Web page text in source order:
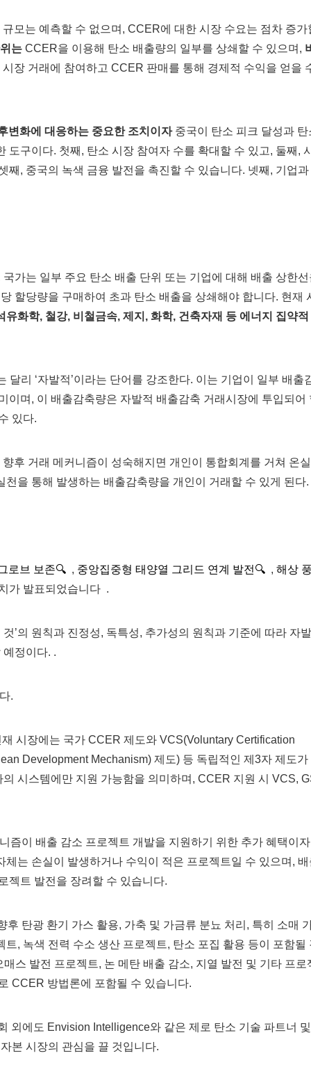
모는 예측할 수 없으며, CCER에 대한 시장 수요는 점차 증가
는 CCER을 이용해 탄소 배출량의 일부를 상쇄할 수 있으며,
장 거래에 참여하고 CCER 판매를 통해 경제적 수익을 얻을
변화에 대응하는 중요한 조치이자중국이 탄소 피크 달성과 탄
도구이다. 첫째, 탄소 시장 참여자 수를 확대할 수 있고, 둘째,
째, 중국의 녹색 금융 발전을 촉진할 수 있습니다. 넷째, 기업과
가는 일부 주요 탄소 배출 단위 또는 기업에 대해 배출 상한선
할당량을 구매하여 초과 탄소 배출을 상쇄해야 합니다. 현재
유화학, 철강, 비철금속, 제지, 화학, 건축자재 등 에너지 집약적
달리 ‘자발적’이라는 단어를 강조한다. 이는 기업이 일부 배출
이며, 이 배출감축량은 자발적 배출감축 거래시장에 투입되어
있다.
후 거래 메커니즘이 성숙해지면 개인이 통합회계를 거쳐 온실
을 통해 발생하는 배출감축량을 개인이 거래할 수 있게 된다.
로브 보존🔍 , 중앙집중형 태양열 그리드 연계 발전🔍 , 해상
가 발표되었습니다 .
’의 원칙과 진정성, 독특성, 추가성의 원칙과 기준에 따라 자발
정이다. .
.
시장에는 국가 CCER 제도와 VCS(Voluntary Certification
Development Mechanism) 제도) 등 독립적인 제3자 제도가
시스템에만 지원 가능함을 의미하며, CCER 지원 시 VCS,
즘이 배출 감소 프로젝트 개발을 지원하기 위한 추가 혜택이자
는 손실이 발생하거나 수익이 적은 프로젝트일 수 있으며, 배
젝트 발전을 장려할 수 있습니다.
후 탄광 환기 가스 활용, 가축 및 가금류 분뇨 처리, 특히 소매
, 녹색 전력 수소 생산 프로젝트, 탄소 포집 활용 등이 포함될
스 발전 프로젝트, 논 메탄 배출 감소, 지열 발전 및 기타 프로
CCER 방법론에 포함될 수 있습니다.
외에도 Envision Intelligence와 같은 제로 탄소 기술 파트너 및
본 시장의 관심을 끌 것입니다.